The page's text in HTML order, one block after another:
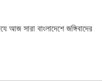
আজ সারা বাংলাদেশে জঙ্গিবাদের